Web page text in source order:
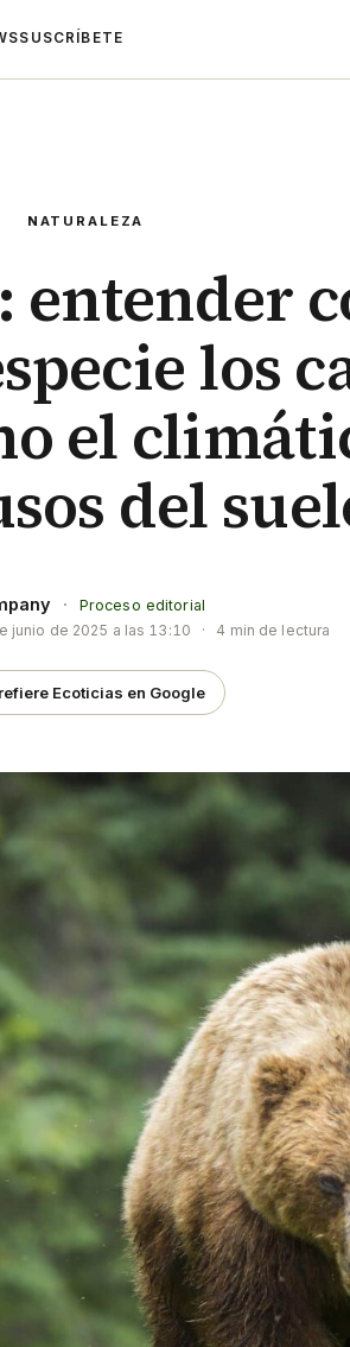
SUSCRÍBETE
NATURALEZA
entender
los
el
del
·
Proceso editorial
junio de 2025 a las 13:10 · 4 min de lectura
Ecoticias en Google